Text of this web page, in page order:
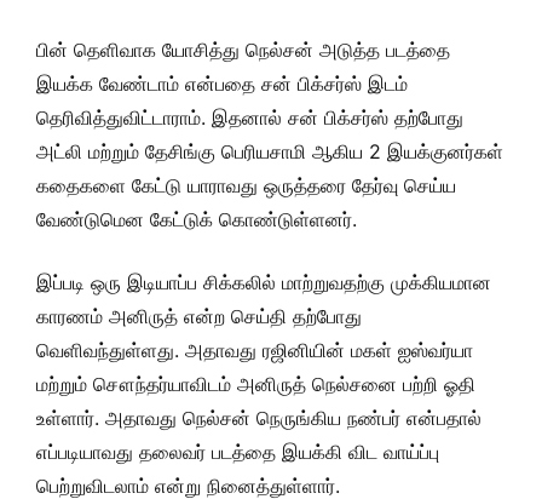
பின் தெளிவாக யோசித்து நெல்சன் அடுத்த படத்தை
இயக்க வேண்டாம் என்பதை சன் பிக்சர்ஸ் இடம்
தெரிவித்துவிட்டாராம். இதனால் சன் பிக்சர்ஸ் தற்போது
அட்லி மற்றும் தேசிங்கு பெரியசாமி ஆகிய 2 இயக்குனர்கள்
கதைகளை கேட்டு யாராவது ஒருத்தரை தேர்வு செய்ய
வேண்டுமென கேட்டுக் கொண்டுள்ளனர்.
இப்படி ஒரு இடியாப்ப சிக்கலில் மாற்றுவதற்கு முக்கியமான
காரணம் அனிருத் என்ற செய்தி தற்போது
வெளிவந்துள்ளது. அதாவது ரஜினியின் மகள் ஐஸ்வர்யா
மற்றும் சௌந்தர்யாவிடம் அனிருத் நெல்சனை பற்றி ஓதி
உள்ளார். அதாவது நெல்சன் நெருங்கிய நண்பர் என்பதால்
எப்படியாவது தலைவர் படத்தை இயக்கி விட வாய்ப்பு
பெற்றுவிடலாம் என்று நினைத்துள்ளார்.